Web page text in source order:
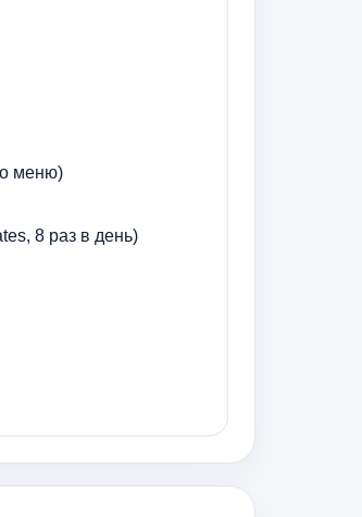
меню)
8 раз в день)